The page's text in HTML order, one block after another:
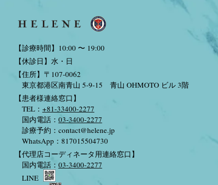
【診療時間】10:00 〜 19:00
【休診日】水・日
【住所】〒107-0062
東京都港区南青山 5-9-15 青山 OHMOTO ビル 3階
【患者様連絡窓口】
TEL： +81-33400-2277
国内電話： 03-3400-2277
診療予約： contact@helene.jp
WhatsApp：817015504730
【代理店コーディネータ用連絡窓口】
国内電話： 03-3400-2277
LINE